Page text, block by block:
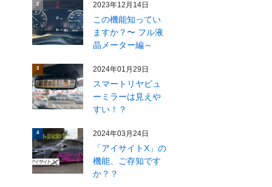
2 2023年12月14日
この機能知ってい
ますか？〜 フル液
晶メーター編～
3 2024年01月29日
スマートリヤビュ
ーミラーは見えや
すい！？
4 2024年03月24日
「アイサイトX」の
機能、ご存知です
か？？